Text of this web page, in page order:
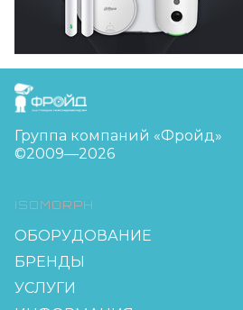
FreudGroup
Группа компаний «Фройд»
©2009—2026
ISOMORPH
ОБОРУДОВАНИЕ
БРЕНДЫ
УСЛУГИ